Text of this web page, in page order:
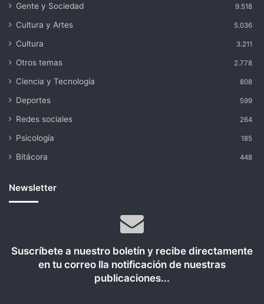
Gente y Sociedad 9.518
Cultura y Artes 5.036
Cultura 3.211
Otros temas 2.778
Ciencia y Tecnología 808
Deportes 599
Redes sociales 264
Psicología 185
Bitácora 448
Newsletter
Suscríbete a nuestro boletín y recibe directamente
en tu correo lla notificación de nuestras
publicaciones...